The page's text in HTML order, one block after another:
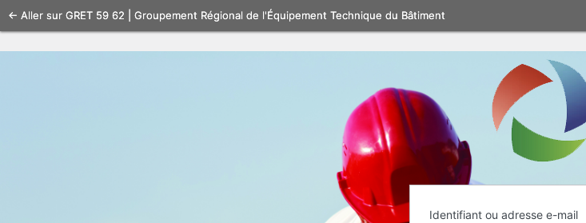
Se
connecter
Identifiant ou adresse e-mail
← Aller sur GRET 59 62 | Groupement Régional de l'Équipement Technique du Bâtiment